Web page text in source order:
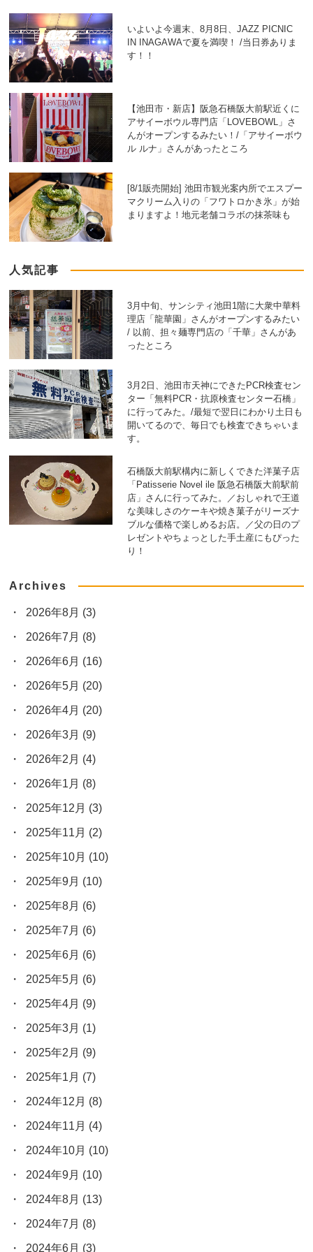
いよいよ今週末、8月8日、JAZZ PICNIC
IN INAGAWAで夏を満喫！ /当日券ありま
す！！
【池田市・新店】阪急石橋阪大前駅近くに
アサイーボウル専門店「LOVEBOWL」さ
んがオープンするみたい！/「アサイーボウ
ル ルナ」さんがあったところ
[8/1販売開始] 池田市観光案内所でエスプー
マクリーム入りの「フワトロかき氷」が始
まりますよ！地元老舗コラボの抹茶味も
人気記事
3月中旬、サンシティ池田1階に大衆中華料
理店「龍華園」さんがオープンするみたい
/ 以前、担々麺専門店の「千華」さんがあ
ったところ
3月2日、池田市天神にできたPCR検査セン
ター「無料PCR・抗原検査センター石橋」
に行ってみた。/最短で翌日にわかり土日も
開いてるので、毎日でも検査できちゃいま
す。
石橋阪大前駅構内に新しくできた洋菓子店
「Patisserie Novel ile 阪急石橋阪大前駅前
店」さんに行ってみた。／おしゃれで王道
な美味しさのケーキや焼き菓子がリーズナ
ブルな価格で楽しめるお店。／父の日のプ
レゼントやちょっとした手土産にもぴった
り！
Archives
2026年8月 (3)
2026年7月 (8)
2026年6月 (16)
2026年5月 (20)
2026年4月 (20)
2026年3月 (9)
2026年2月 (4)
2026年1月 (8)
2025年12月 (3)
2025年11月 (2)
2025年10月 (10)
2025年9月 (10)
2025年8月 (6)
2025年7月 (6)
2025年6月 (6)
2025年5月 (6)
2025年4月 (9)
2025年3月 (1)
2025年2月 (9)
2025年1月 (7)
2024年12月 (8)
2024年11月 (4)
2024年10月 (10)
2024年9月 (10)
2024年8月 (13)
2024年7月 (8)
2024年6月 (3)